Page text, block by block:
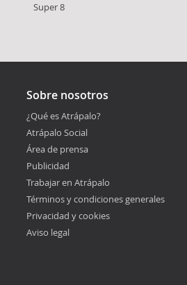
Super 8
Sobre nosotros
¿Qué es Atrápalo?
Atrápalo Social
Área de prensa
Publicidad
Trabajar en Atrápalo
Términos y condiciones generales
Privacidad y cookies
Aviso legal